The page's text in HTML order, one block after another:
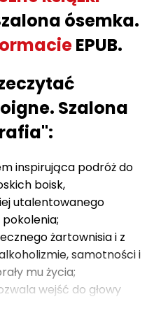
ósemka.
EPUB.
Szalona
inspirująca podróż do
boisk,
utalentowanego
żartownisia i z
samotności i
mu życia;
wejść do głowy
emocji, które